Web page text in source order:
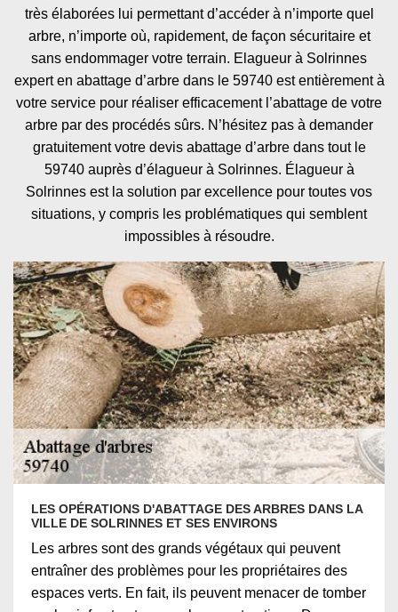
très élaborées lui permettant d’accéder à n’importe quel
arbre, n’importe où, rapidement, de façon sécuritaire et
sans endommager votre terrain. Elagueur à Solrinnes
expert en abattage d’arbre dans le 59740 est entièrement à
votre service pour réaliser efficacement l’abattage de votre
arbre par des procédés sûrs. N’hésitez pas à demander
gratuitement votre devis abattage d’arbre dans tout le
59740 auprès d’élagueur à Solrinnes. Élagueur à
Solrinnes est la solution par excellence pour toutes vos
situations, y compris les problématiques qui semblent
impossibles à résoudre.
LES OPÉRATIONS D'ABATTAGE DES ARBRES DANS LA
VILLE DE SOLRINNES ET SES ENVIRONS
Les arbres sont des grands végétaux qui peuvent
entraîner des problèmes pour les propriétaires des
espaces verts. En fait, ils peuvent menacer de tomber